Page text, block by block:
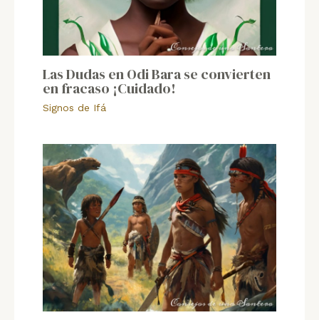
Las Dudas en Odi Bara se convierten
en fracaso ¡Cuidado!
Signos de Ifá